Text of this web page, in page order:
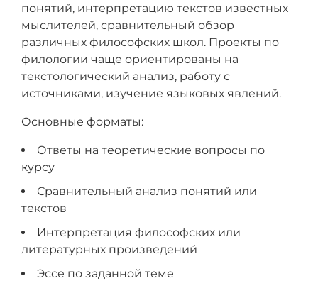
понятий, интерпретацию текстов известных
мыслителей, сравнительный обзор
различных философских школ. Проекты по
филологии чаще ориентированы на
текстологический анализ, работу с
источниками, изучение языковых явлений.
Основные форматы:
Ответы на теоретические вопросы по
курсу
Сравнительный анализ понятий или
текстов
Интерпретация философских или
литературных произведений
Эссе по заданной теме